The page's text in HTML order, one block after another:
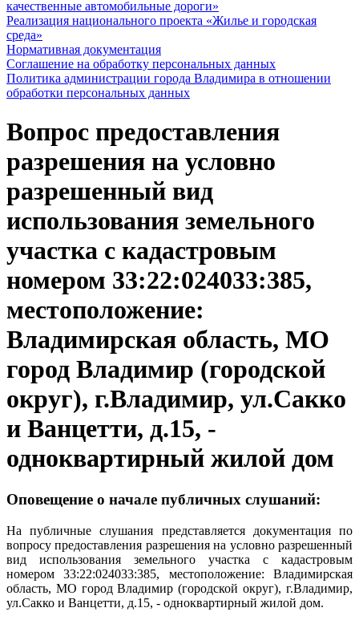
качественные автомобильные дороги»
Реализация национального проекта «Жилье и городская
среда»
Нормативная документация
Соглашение на обработку персональных данных
Политика администрации города Владимира в отношении
обработки персональных данных
Вопрос предоставления
разрешения на условно
разрешенный вид
использования земельного
участка с кадастровым
номером 33:22:024033:385,
местоположение:
Владимирская область, МО
город Владимир (городской
округ), г.Владимир, ул.Сакко
и Ванцетти, д.15, -
одноквартирный жилой дом
Оповещение о начале публичных слушаний:
На публичные слушания представляется документация по
вопросу предоставления разрешения на условно разрешенный
вид использования земельного участка с кадастровым
номером 33:22:024033:385, местоположение: Владимирская
область, МО город Владимир (городской округ), г.Владимир,
ул.Сакко и Ванцетти, д.15, - одноквартирный жилой дом.